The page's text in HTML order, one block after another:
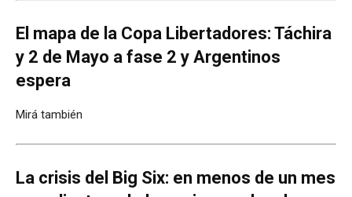
El mapa de la Copa Libertadores: Táchira
y 2 de Mayo a fase 2 y Argentinos
espera
Mirá también
La crisis del Big Six: en menos de un mes